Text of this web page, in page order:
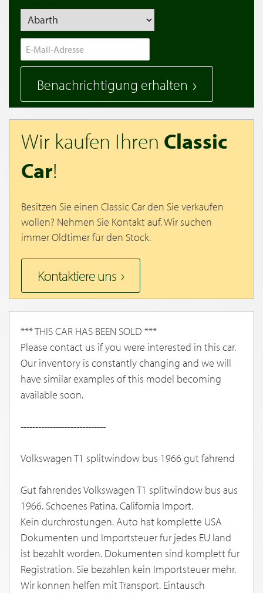
Benachrichtigung erhalten
Wir kaufen Ihren Classic
Car!
Besitzen Sie einen Classic Car den Sie verkaufen
wollen? Nehmen Sie Kontakt auf. Wir suchen
immer Oldtimer für den Stock.
Kontaktiere uns
*** THIS CAR HAS BEEN SOLD ***
Please contact us if you were interested in this car.
Our inventory is constantly changing and we will
have similar examples of this model becoming
available soon.
-----------------------------
Volkswagen T1 splitwindow bus 1966 gut fahrend
Gut fahrendes Volkswagen T1 splitwindow bus aus
1966. Schoenes Patina. California Import.
Kein durchrostungen. Auto hat komplette USA
Dokumenten und Importsteuer fur jedes EU land
ist bezahlt worden. Dokumenten sind komplett fur
Registration. Sie bezahlen kein Importsteuer mehr.
Wir konnen helfen mit Transport. Eintausch